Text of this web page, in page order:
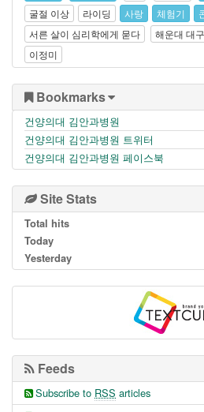
굴절 이상
라이딩 사랑 체험기
서른 살이 심리학에게 묻다
해운대 대
이정미
Bookmarks
건양의대 김안과병원
건양의대 김안과병원 트위터
건양의대 김안과병원 페이스북
Site Stats
Total hits
Today
Yesterday
Feeds
Subscribe to RSS articles